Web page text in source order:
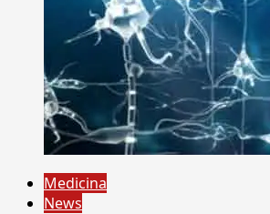
Medicina
News